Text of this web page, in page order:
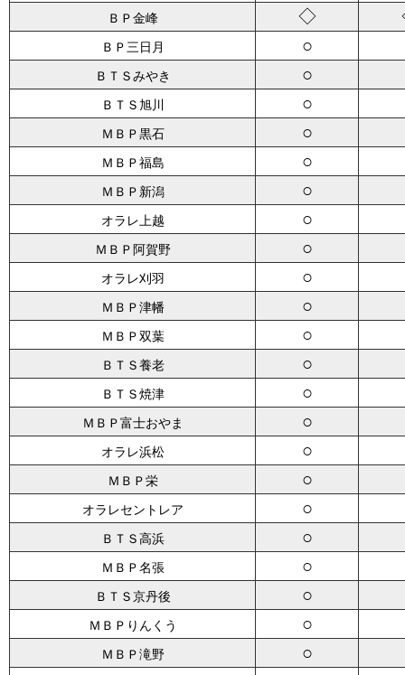
ＢＰ金峰 ◇
ＢＰ三日月 ○
ＢＴＳみやき ○
ＢＴＳ旭川 ○
ＭＢＰ黒石 ○
ＭＢＰ福島 ○
ＭＢＰ新潟 ○
オラレ上越 ○
ＭＢＰ阿賀野 ○
オラレ刈羽 ○
ＭＢＰ津幡 ○
ＭＢＰ双葉 ○
ＢＴＳ養老 ○
ＢＴＳ焼津 ○
ＭＢＰ富士おやま ○
オラレ浜松 ○
ＭＢＰ栄 ○
オラレセントレア ○
ＢＴＳ高浜 ○
ＭＢＰ名張 ○
ＢＴＳ京丹後 ○
ＭＢＰりんくう ○
ＭＢＰ滝野 ○